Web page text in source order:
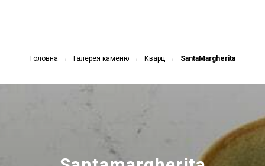
Головна → Галерея каменю → Кварц → SantaMargherita